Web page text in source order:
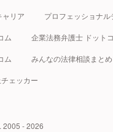
リア プロフェッショナ
ム 企業法務弁護士 ドット
ム みんなの法律相談まと
ェッカー
2005 - 2026